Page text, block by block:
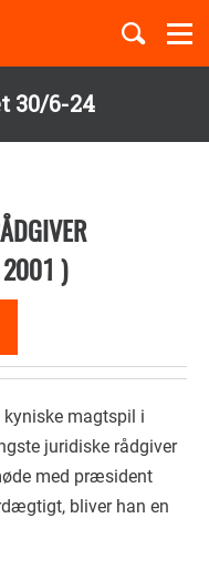
30/6-24
Temaer
2001 )
magtspil i
juridiske rådgiver
med præsident
bliver han en